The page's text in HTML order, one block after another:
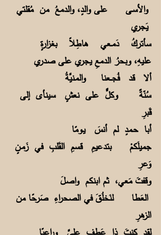
والأسـى على والدٍ، والدمعُ من مُقلتي
يَجري
سأتركُ دَمــعي هاطِلاً بغزارةٍ
عليهِ، وبحرُ الدمعِ يجري على صدري
ألا قد فُجـــعنا والمـنيَّةُ
سُنّةٌ وكلٌّ على نعشٍ سينأى إلى
قَبرِ
أبا حـمدٍ لم أنسَ يـومًا
جميلَكمْ بتدعيمِ قسمِ القَلبِ في زَمـنٍ
وَعرِ
وقفتَ مَعي، ثم ابنكم واصـلَ
العَطا لنَخلُقَ في الصحراءِ صَرحًا من
الزهرِ